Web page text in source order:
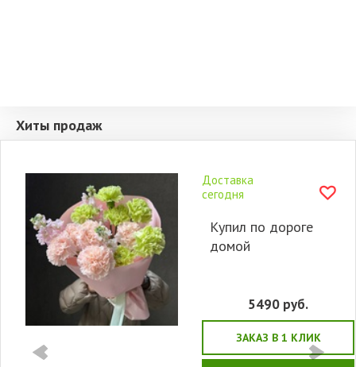
Хиты продаж
Доставка
сегодня
Купил по дороге
домой
5490 руб.
ЗАКАЗ В 1 КЛИК